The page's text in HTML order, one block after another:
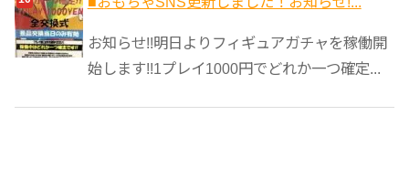
お知らせ!!明日よりフィギュアガチャを稼働開
始します!!1プレイ1000円でどれか一つ確定...